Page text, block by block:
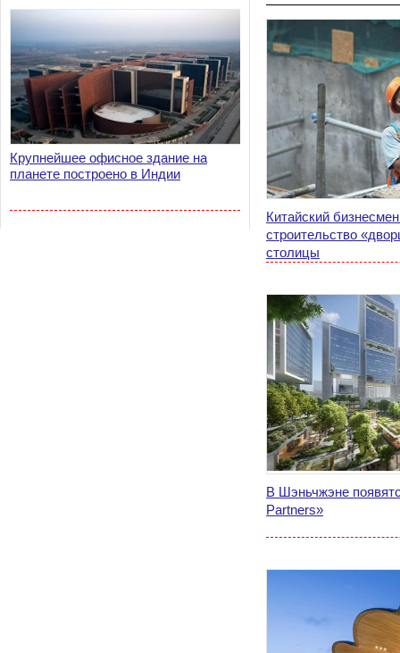
Крупнейшее офисное здание на
планете построено в Индии
Китайский
строительство
столицы
В Шэньчжэне
Partners»